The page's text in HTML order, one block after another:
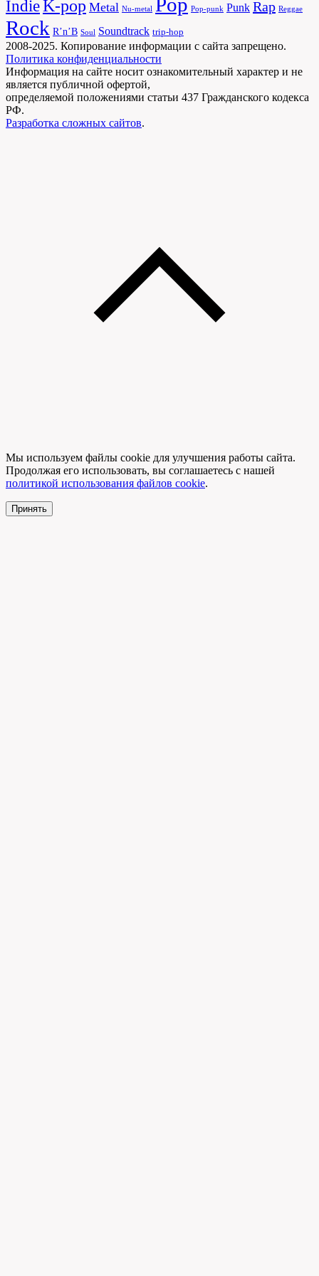
IndieK-pop Metal Nu-metal Pop-punk Punk Rap Reggae
Rock R’n’B Soul Soundtrack trip-hop
2008-2025. Копирование информации с сайта запрещено.
Политика конфиденциальности
Информация на сайте носит ознакомительный характер и не
является публичной офертой,
определяемой положениями статьи 437 Гражданского кодекса
РФ.
Разработка сложных сайтов.
Мы используем файлы cookie для улучшения работы сайта.
Продолжая его использовать, вы соглашаетесь с нашей
политикой использования файлов cookie.
Принять